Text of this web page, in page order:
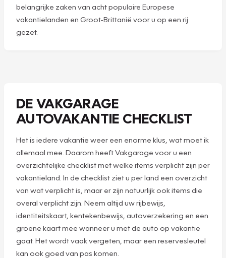
belangrijke zaken van acht populaire Europese
vakantielanden en Groot-Brittanië voor u op een rij
gezet.
DE VAKGARAGE
AUTOVAKANTIE CHECKLIST
Het is iedere vakantie weer een enorme klus, wat moet ik
allemaal mee. Daarom heeft Vakgarage voor u een
overzichtelijke checklist met welke items verplicht zijn per
vakantieland. In de checklist ziet u per land een overzicht
van wat verplicht is, maar er zijn natuurlijk ook items die
overal verplicht zijn. Neem altijd uw rijbewijs,
identiteitskaart, kentekenbewijs, autoverzekering en een
groene kaart mee wanneer u met de auto op vakantie
gaat. Het wordt vaak vergeten, maar een reservesleutel
kan ook goed van pas komen.